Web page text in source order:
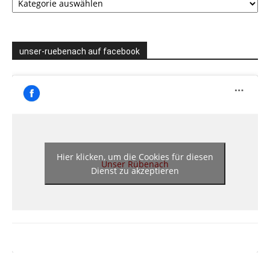
unser-ruebenach auf facebook
Unser Rübenach
Hier klicken, um die Cookies für diesen
Dienst zu akzeptieren